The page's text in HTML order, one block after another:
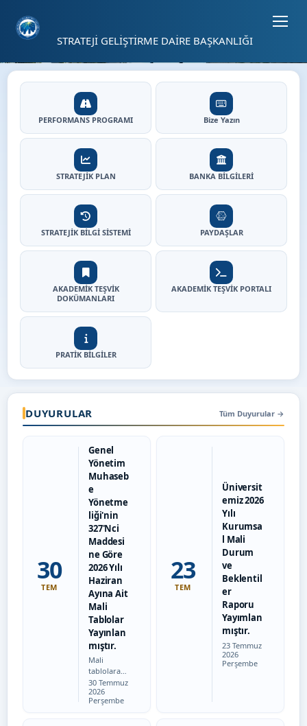
STRATEJİ GELİŞTİRME DAİRE BAŞKANLIĞI
Strateji Geliştirme Daire
⏸ 02 02
Hızlı Erişim
PERFORMANS PROGRAMI Bize Yazın
STRATEJİK PLAN BANKA BİLGİLERİ
STRATEJİK BİLGİ SİSTEMİ PAYDAŞLAR
AKADEMİK TEŞVİK
DOKÜMANLARI
AKADEMİK TEŞVİK PORTALI
PRATİK BİLGİLER
DUYURULAR Tüm Duyurular →
30
TEM
Genel
Yönetim
Muhaseb
e
Yönetme
liği'nin
327'Nci
Maddesi
ne Göre
2026 Yılı
Haziran
Ayına Ait
Mali
Tablolar
Yayınlan
mıştır.
Mali
tablolara
ulaşmak
için
tıklayınız
Tarih:
30 Temmuz
2026
Perşembe
23
TEM
Üniversit
emiz 2026
Yılı
Kurumsa
l Mali
Durum
ve
Beklentil
er
Raporu
Yayımlan
mıştır.
Tarih:
23 Temmuz
2026
Perşembe